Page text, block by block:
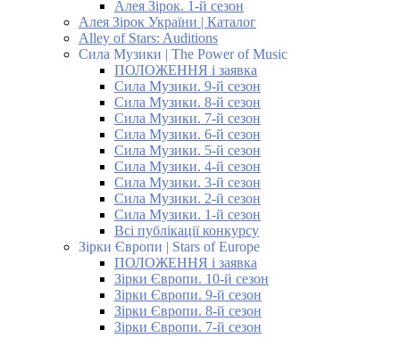
Алея Зірок. 1-й сезон
Алея Зірок України | Каталог
Alley of Stars: Auditions
Сила Музики | The Power of Music
ПОЛОЖЕННЯ і заявка
Сила Музики. 9-й сезон
Сила Музики. 8-й сезон
Сила Музики. 7-й сезон
Сила Музики. 6-й сезон
Сила Музики. 5-й сезон
Сила Музики. 4-й сезон
Сила Музики. 3-й сезон
Сила Музики. 2-й сезон
Сила Музики. 1-й сезон
Всі публікації конкурсу
Зірки Європи | Stars of Europe
ПОЛОЖЕННЯ і заявка
Зірки Європи. 10-й сезон
Зірки Європи. 9-й сезон
Зірки Європи. 8-й сезон
Зірки Європи. 7-й сезон